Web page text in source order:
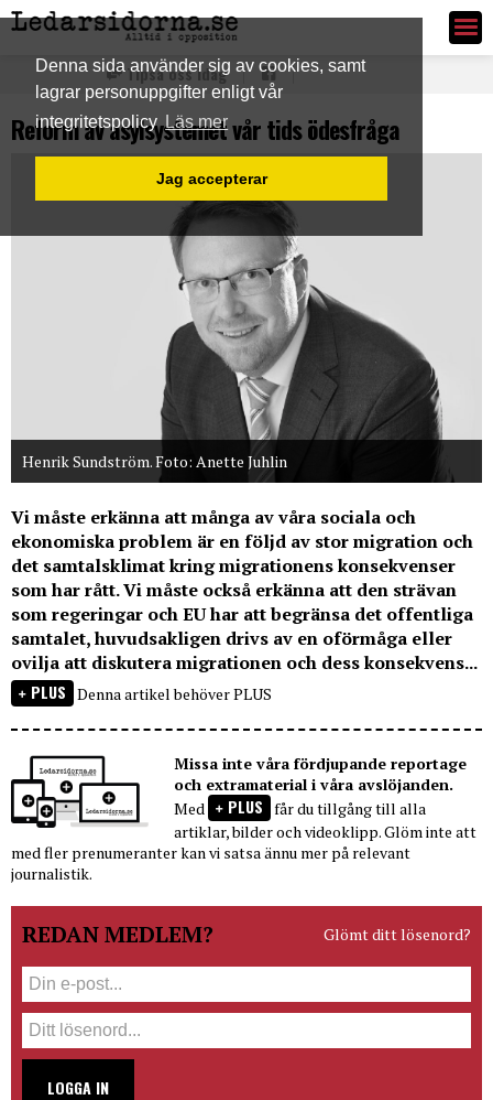
Denna sida använder sig av cookies, samt
lagrar personuppgifter enligt vår
integritetspolicy Läs mer
Jag accepterar
Ledarsidorna.se
Tipsa oss idag
Reform av asylsystemet vår tids ödesfråga
Henrik Sundström. Foto: Anette Juhlin
Vi måste erkänna att många av våra sociala och
ekonomiska problem är en följd av stor migration och
det samtalsklimat kring migrationens konsekvenser
som har rått. Vi måste också erkänna att den strävan
som regeringar och EU har att begränsa det offentliga
samtalet, huvudsakligen drivs av en oförmåga eller
ovilja att diskutera migrationen och dess konsekvens...
PLUS Denna artikel behöver PLUS
Missa inte våra fördjupande reportage
och extramaterial i våra avslöjanden.
Med
PLUS får du tillgång till alla
artiklar, bilder och videoklipp. Glöm inte att
med fler prenumeranter kan vi satsa ännu mer på relevant
journalistik.
REDAN MEDLEM? Glömt ditt lösenord?
LOGGA IN